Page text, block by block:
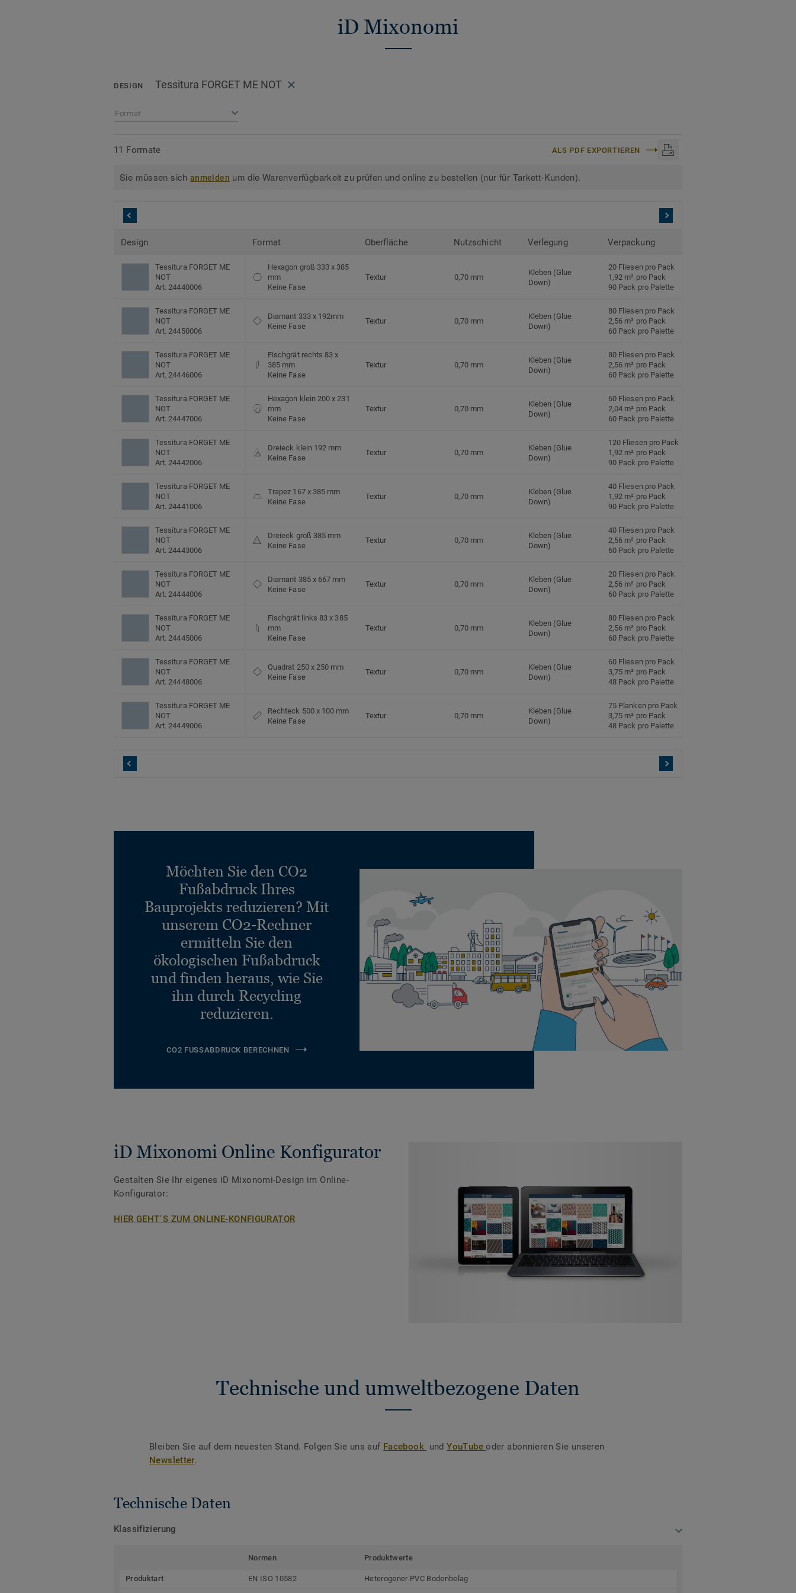
iD Mixonomi
DESIGN Tessitura FORGET ME NOT
Format
11 Formate ALS PDF EXPORTIEREN
Sie müssen sichanmelden um die Warenverfügbarkeit zu prüfen und online zu bestellen (nur für Tarkett-Kunden).
Design Format Oberfläche Nutzschicht Verlegung Verpackung
Tessitura FORGET ME
NOT
Art. 24440006
Hexagon groß 333 x 385
mm
Keine Fase
Textur 0,70 mm
Kleben (Glue
Down)
20 Fliesen pro Pack
1,92 m² pro Pack
90 Pack pro Palette
Tessitura FORGET ME
NOT
Art. 24450006
Diamant 333 x 192mm
Keine Fase
Textur 0,70 mm
Kleben (Glue
Down)
80 Fliesen pro Pack
2,56 m² pro Pack
60 Pack pro Palette
Tessitura FORGET ME
NOT
Art. 24446006
Fischgrät rechts 83 x
385 mm
Keine Fase
Textur 0,70 mm
Kleben (Glue
Down)
80 Fliesen pro Pack
2,56 m² pro Pack
60 Pack pro Palette
Tessitura FORGET ME
NOT
Art. 24447006
Hexagon klein 200 x 231
mm
Keine Fase
Textur 0,70 mm
Kleben (Glue
Down)
60 Fliesen pro Pack
2,04 m² pro Pack
60 Pack pro Palette
Tessitura FORGET ME
NOT
Art. 24442006
Dreieck klein 192 mm
Keine Fase
Textur 0,70 mm
Kleben (Glue
Down)
120 Fliesen pro Pack
1,92 m² pro Pack
90 Pack pro Palette
Tessitura FORGET ME
NOT
Art. 24441006
Trapez 167 x 385 mm
Keine Fase
Textur 0,70 mm
Kleben (Glue
Down)
40 Fliesen pro Pack
1,92 m² pro Pack
90 Pack pro Palette
Tessitura FORGET ME
NOT
Art. 24443006
Dreieck groß 385 mm
Keine Fase
Textur 0,70 mm
Kleben (Glue
Down)
40 Fliesen pro Pack
2,56 m² pro Pack
60 Pack pro Palette
Tessitura FORGET ME
NOT
Art. 24444006
Diamant 385 x 667 mm
Keine Fase
Textur 0,70 mm
Kleben (Glue
Down)
20 Fliesen pro Pack
2,56 m² pro Pack
60 Pack pro Palette
Tessitura FORGET ME
NOT
Art. 24445006
Fischgrät links 83 x 385
mm
Keine Fase
Textur 0,70 mm
Kleben (Glue
Down)
80 Fliesen pro Pack
2,56 m² pro Pack
60 Pack pro Palette
Tessitura FORGET ME
NOT
Art. 24448006
Quadrat 250 x 250 mm
Keine Fase
Textur 0,70 mm
Kleben (Glue
Down)
60 Fliesen pro Pack
3,75 m² pro Pack
48 Pack pro Palette
Tessitura FORGET ME
NOT
Art. 24449006
Rechteck 500 x 100 mm
Keine Fase
Textur 0,70 mm
Kleben (Glue
Down)
75 Planken pro Pack
3,75 m² pro Pack
48 Pack pro Palette
Möchten Sie den CO2
Fußabdruck Ihres
Bauprojekts reduzieren? Mit
unserem CO2-Rechner
ermitteln Sie den
ökologischen Fußabdruck
und finden heraus, wie Sie
ihn durch Recycling
reduzieren.
CO2 FUSSABDRUCK BERECHNEN
iD Mixonomi Online Konfigurator
Gestalten Sie Ihr eigenes iD Mixonomi-Design im Online-
Konfigurator:
HIER GEHT´S ZUM ONLINE-KONFIGURATOR
Technische und umweltbezogene Daten
Bleiben Sie auf dem neuesten Stand. Folgen Sie uns auf Facebook undYouTubeoder abonnieren Sie unseren
Newsletter.
Technische Daten
Klassifizierung
Normen Produktwerte
Produktart EN ISO 10582 Heterogener PVC Bodenbelag